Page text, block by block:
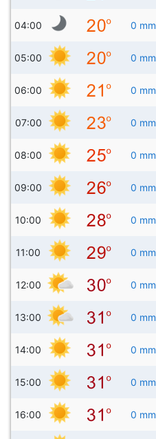
04:00 0 mm
05:00 0 mm
06:00 0 mm
07:00 0 mm
08:00 0 mm
09:00 0 mm
10:00 0 mm
11:00 0 mm
12:00 0 mm
13:00 0 mm
14:00 0 mm
15:00 0 mm
16:00 0 mm